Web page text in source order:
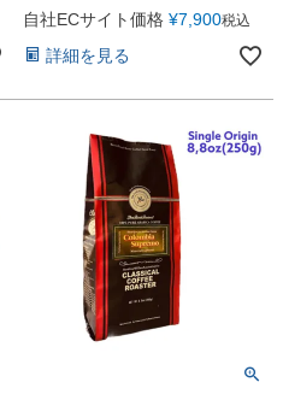
自社ECサイト価格 ¥7,900税込
詳細を見る